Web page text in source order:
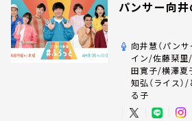
パンサー向
向井慧（パン
イン/佐藤栞里/
田寛子/横澤
知弘（ライス
る子